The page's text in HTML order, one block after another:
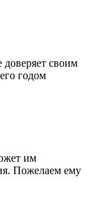
своим
годом
им
Пожелаем ему